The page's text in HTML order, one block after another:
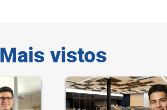
Mais vistos